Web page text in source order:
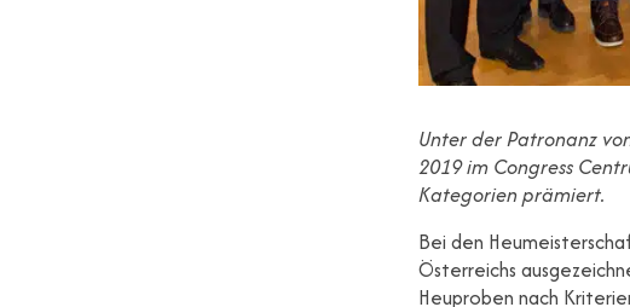
Unter der Patronanz
2019 im Congress
Kategorien prämiert.
Bei den
Österreichs
Heuproben nach